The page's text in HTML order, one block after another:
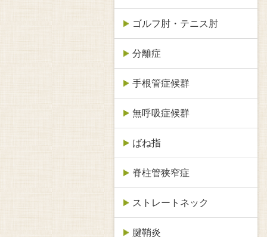
ゴルフ肘・テニス肘
分離症
手根管症候群
無呼吸症候群
ばね指
脊柱管狭窄症
ストレートネック
腱鞘炎